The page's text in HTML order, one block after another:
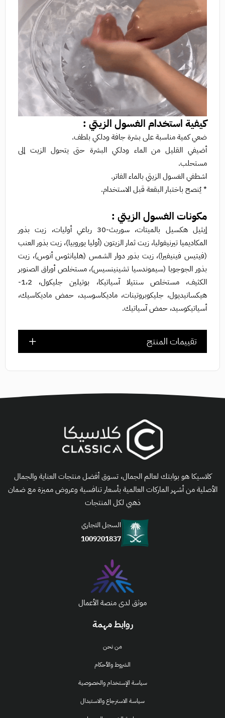
كيفية استخدام الغسول الزيتي :
ضعي كمية مناسبة على بشرة جافة ودلكي بلطف.
أضيفي القليل من الماء ودلكي البشرة حتى يتحول الزيت إلى
مستحلب.
اشطفي الغسول الزيتي بالماء الفاتر.
* يُنصح باختبار البقعة قبل الاستخدام.
مكونات الغسول الزيتي :
إيثيل هكسيل بالميتات، سوربث-30 رباعي أوليات، زيت بذور
المكاديميا تيرنيفوليا، زيت ثمار الزيتون (أوليا يوروبيا)، زيت بذور العنب
(فيتيس فينيفيرا)، زيت بذور دوار الشمس (هليانثوس أنوس)، زيت
بذور الجوجوبا (سيموندسيا تشينينسيس)، مستخلص أوراق الصنوبر
الكثيف، مستخلص سنتيلا آسياتيكا، بوتيلين جليكول، 1،2-
هيكسانيديول، جليكوبروتينات، ماديكاسوسيد، حمض ماديكاسيك،
أسياتيكوسيد، حمض آسياتيك.
تقييمات المنتج
روابط مهمة
من نحن
الشروط والأحكام
سياسة الإستخدام والخصوصية
سياسة الاسترجاع والاستبدال
كلاسيكا هو بوابتك لعالم الجمال، تسوق أفضل منتجات العناية والجمال
الأصلية من أشهر الماركات العالمية بأسعار تنافسية وعروض مميزة مع ضمان
ذهبي لكل المنتجات
السجل التجاري
1009201837
موثق لدى منصة الأعمال